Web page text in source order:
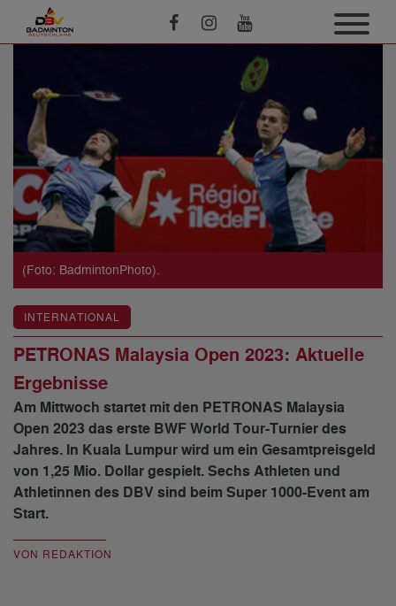
(Foto: BadmintonPhoto).
INTERNATIONAL
PETRONAS Malaysia Open 2023: Aktuelle
Ergebnisse
Am Mittwoch startet mit den PETRONAS Malaysia
Open 2023 das erste BWF World Tour-Turnier des
Jahres. In Kuala Lumpur wird um ein Gesamtpreisgeld
von 1,25 Mio. Dollar gespielt. Sechs Athleten und
Athletinnen des DBV sind beim Super 1000-Event am
Start.
VON REDAKTION